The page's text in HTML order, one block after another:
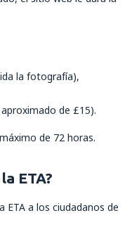
la fotografía),
de £15).
de 72 horas.
ETA?
ETA a los ciudadanos de